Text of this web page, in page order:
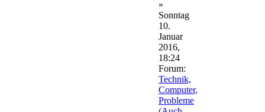
»
Sonntag
10.
Januar
2016,
18:24
Forum:
Technik,
Computer,
Probleme